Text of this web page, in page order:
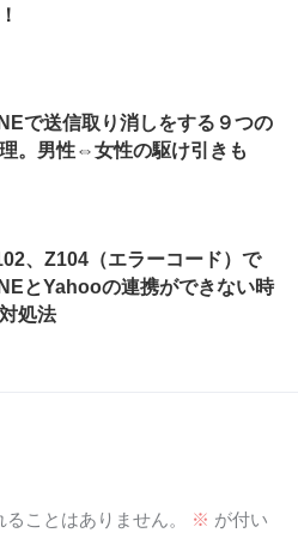
で送信取り消しをする９つの
。男性⇔女性の駆け引きも
、Z104（エラーコード）で
とYahooの連携ができない時
処法
ことはありません。 ※ が付い